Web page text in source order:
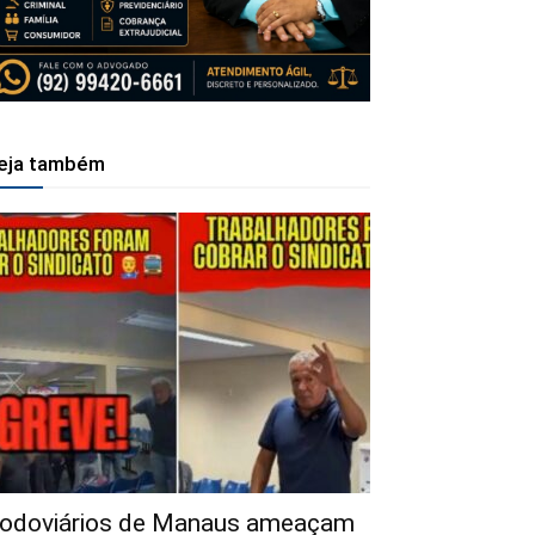
também
de Manaus ameaçam